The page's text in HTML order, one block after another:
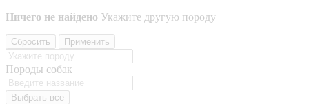
Ничего не найдено Укажите другую породу
Сбросить Применить
Породы собак
Выбрать все